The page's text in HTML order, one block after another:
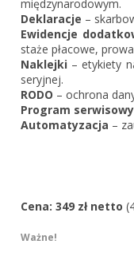
międzynarodowym.
Deklaracje –
Ewidencje
staże płacowe,
Naklejki – etykiety
seryjnej.
RODO – ochrona
Program serwisowy
Automatyzacja –
Cena: 349 zł netto
Ważne!